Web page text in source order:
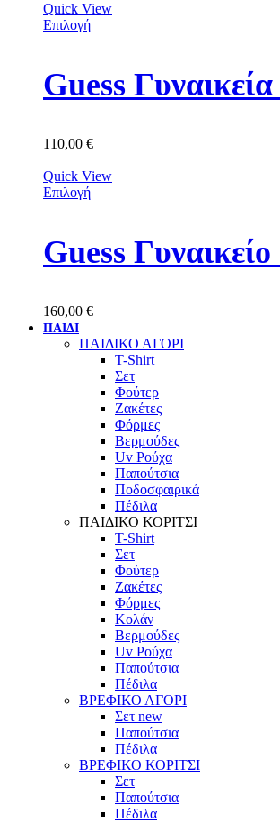
Quick View
Επιλογή
Guess
110,00 €
Quick View
Επιλογή
Guess
160,00 €
ΠΑΙΔΙ
ΠΑΙΔΙΚΟ ΑΓΟΡΙ
T-Shirt
Σετ
Φούτερ
Ζακέτες
Φόρμες
Βερμούδες
Uv Ρούχα
Παπούτσια
Ποδοσφαιρικά
Πέδιλα
ΠΑΙΔΙΚΟ ΚΟΡΙΤΣΙ
T-Shirt
Σετ
Φούτερ
Ζακέτες
Φόρμες
Κολάν
Βερμούδες
Uv Ρούχα
Παπούτσια
Πέδιλα
ΒΡΕΦΙΚΟ ΑΓΟΡΙ
Σετ new
Παπούτσια
Πέδιλα
ΒΡΕΦΙΚΟ ΚΟΡΙΤΣΙ
Σετ
Παπούτσια
Πέδιλα